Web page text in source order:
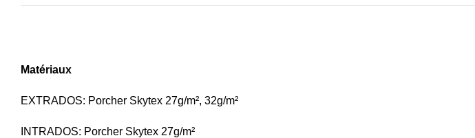
Matériaux
EXTRADOS: Porcher Skytex 27g/m², 32g/m²
INTRADOS: Porcher Skytex 27g/m²